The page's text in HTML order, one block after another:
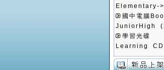
Elementary->
國中電腦
JuniorHigh
學習光碟
Learning